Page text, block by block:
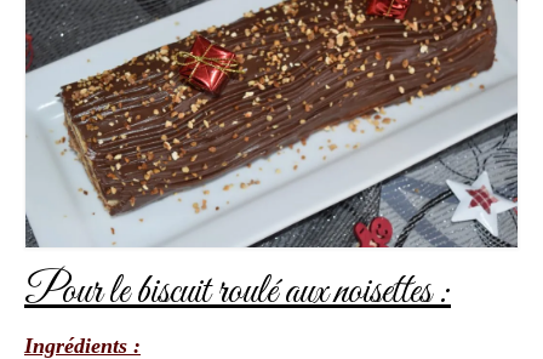
Pour le biscuit roulé aux noisettes:
Ingrédients :